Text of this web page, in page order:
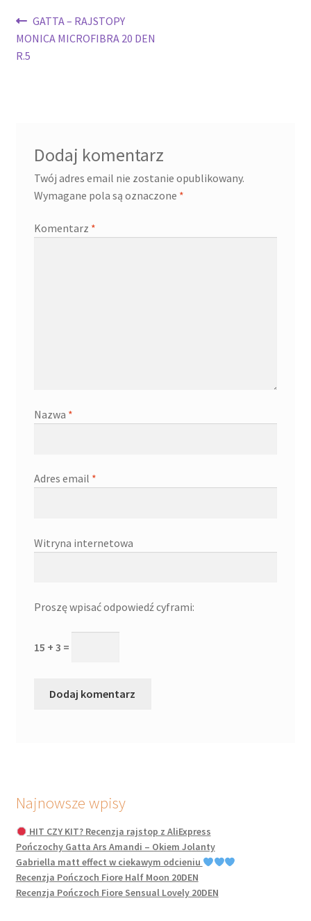
Nawigacja
wpisu
Poprzedni
wpis:
GATTA – RAJSTOPY
MONICA MICROFIBRA 20 DEN
R.5
Dodaj komentarz
Twój adres email nie zostanie opublikowany.
Wymagane pola są oznaczone *
Komentarz *
Nazwa *
Adres email *
Witryna internetowa
Proszę wpisać odpowiedź cyframi:
15 + 3 =
Najnowsze wpisy
HIT CZY KIT? Recenzja rajstop z AliExpress
Pończochy Gatta Ars Amandi – Okiem Jolanty
Gabriella matt effect w ciekawym odcieniu
Recenzja Pończoch Fiore Half Moon 20DEN
Recenzja Pończoch Fiore Sensual Lovely 20DEN